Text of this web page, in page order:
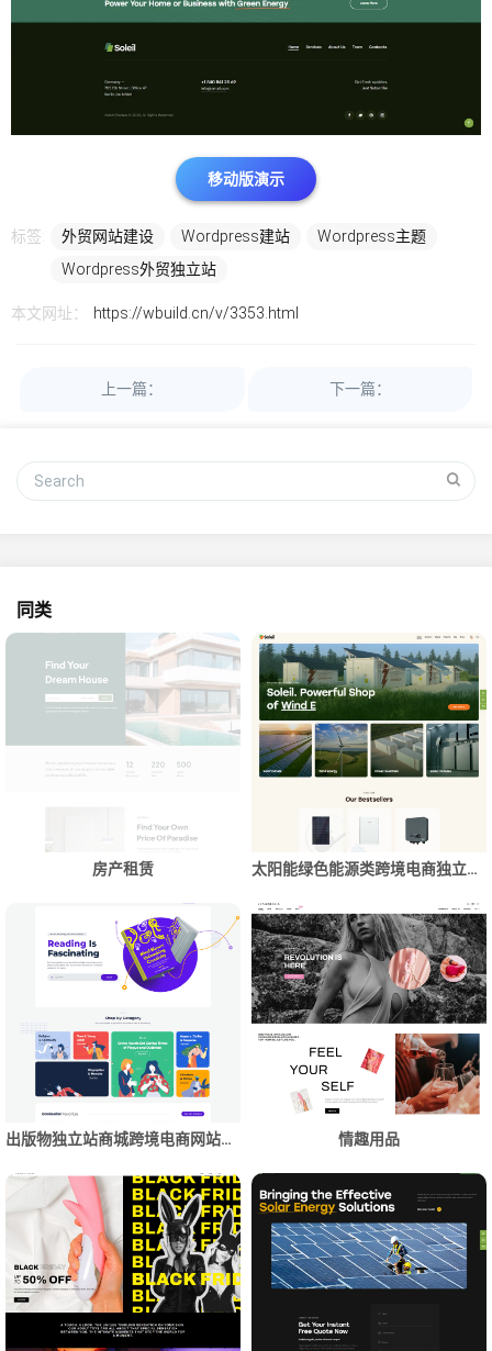
移动版演示
标签: 外贸网站建设 Wordpress建站
Wordpress主题
Wordpress外贸独立站
本文网址： https://wbuild.cn/v/3353.html
上一篇： 下一篇：
同类
房产租赁 太阳能绿色能源类跨境电商独立站商城网站建设制作
出版物独立站商城跨境电商网站建设制作 情趣用品